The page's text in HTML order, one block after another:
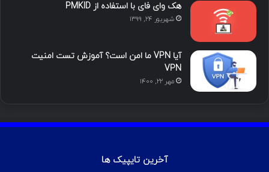
هک وای فای با استفاده از PMKID
شهریور ۲۴, ۱۳۹۹
آیا VPN ما امن است؟ آموزش تست امنیت
VPN
مهر ۲۲, ۱۴۰۰
آخرین تایپیک ها